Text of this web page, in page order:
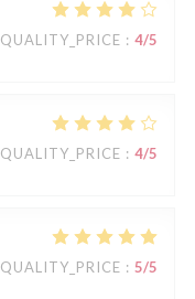
QUALITY_PRICE : 4/5
QUALITY_PRICE : 4/5
QUALITY_PRICE : 5/5